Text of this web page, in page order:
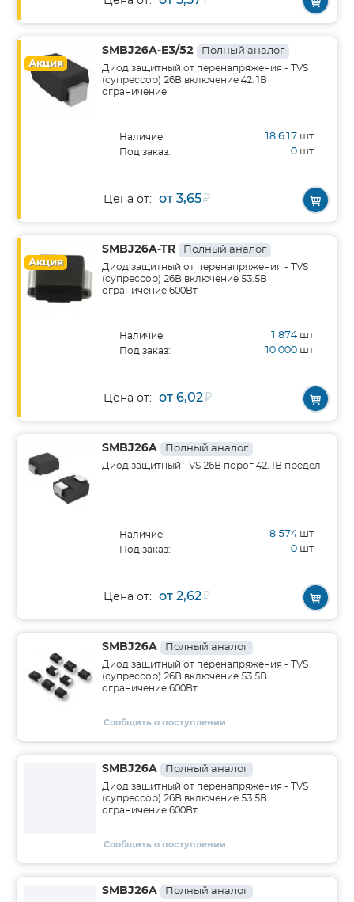
Акция
SMBJ26A-E3/52 Полный аналог
Диод защитный от перенапряжения - TVS
(супрессор) 26В включение 42.1В
ограничение
Наличие: 18 617 шт
Под заказ: 0 шт
Цена от: от 3,65₽
Акция
SMBJ26A-TR Полный аналог
Диод защитный от перенапряжения - TVS
(супрессор) 26В включение 53.5В
ограничение 600Вт
Наличие: 1 874 шт
Под заказ: 10 000 шт
Цена от: от 6,02₽
SMBJ26A Полный аналог
Диод защитный TVS 26В порог 42.1В предел
Наличие: 8 574 шт
Под заказ: 0 шт
Цена от: от 2,62₽
SMBJ26A Полный аналог
Диод защитный от перенапряжения - TVS
(супрессор) 26В включение 53.5В
ограничение 600Вт
Сообщить о поступлении
SMBJ26A Полный аналог
Диод защитный от перенапряжения - TVS
(супрессор) 26В включение 53.5В
ограничение 600Вт
Сообщить о поступлении
SMBJ26A Полный аналог